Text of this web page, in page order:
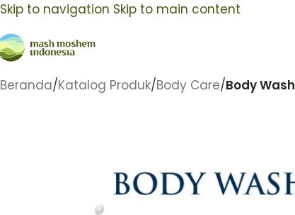
Skip to navigation Skip to main content
Beranda/Katalog Produk/Body Care/Body Wash